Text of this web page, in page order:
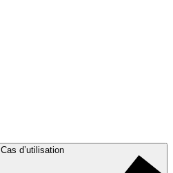
Cas d’utilisation